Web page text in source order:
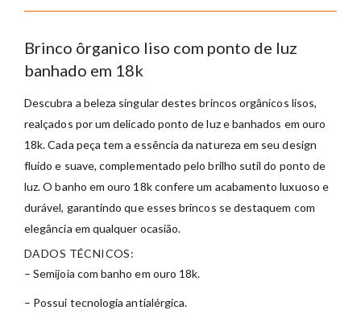
Brinco ôrganico liso com ponto de luz
banhado em 18k
Descubra a beleza singular destes brincos orgânicos lisos,
realçados por um delicado ponto de luz e banhados em ouro
18k. Cada peça tem a essência da natureza em seu design
fluido e suave, complementado pelo brilho sutil do ponto de
luz. O banho em ouro 18k confere um acabamento luxuoso e
durável, garantindo que esses brincos se destaquem com
elegância em qualquer ocasião.
DADOS TÉCNICOS:
– Semijoia com banho em ouro 18k.
– Possui tecnologia antialérgica.